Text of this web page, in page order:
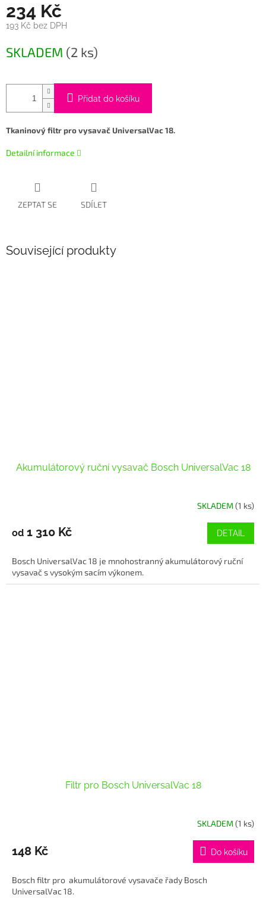
234 Kč
193 Kč bez DPH
cena:
SKLADEM (2 ks)
Přidat do košíku
Tkaninový filtr pro vysavač UniversalVac 18.
Detailní informace
ZEPTAT SE SDÍLET
Související produkty
Akumulátorový ruční vysavač Bosch UniversalVac 18
SKLADEM(1 ks)
od 1 310 Kč DETAIL
Bosch UniversalVac 18 je mnohostranný akumulátorový ruční
vysavač s vysokým sacím výkonem.
Filtr pro Bosch UniversalVac 18
SKLADEM(1 ks)
148 Kč Do košíku
Bosch filtr pro akumulátorové vysavače řady Bosch
UniversalVac 18.